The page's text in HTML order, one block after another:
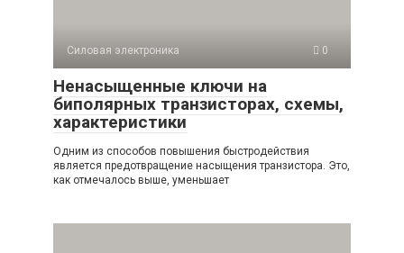
Силовая электроника 0
Ненасыщенные ключи на
биполярных транзисторах, схемы,
характеристики
Одним из способов повышения быстродействия
является предотвращение насыщения транзистора. Это,
как отмечалось выше, уменьшает